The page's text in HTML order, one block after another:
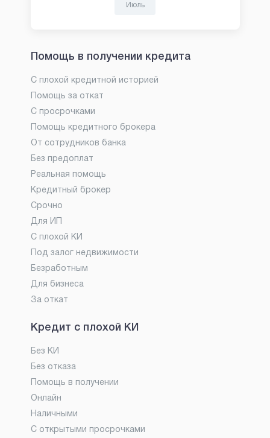
Июль
Помощь в получении кредита
С плохой кредитной историей
Помощь за откат
С просрочками
Помощь кредитного брокера
От сотрудников банка
Без предоплат
Реальная помощь
Кредитный брокер
Срочно
Для ИП
С плохой КИ
Под залог недвижимости
Безработным
Для бизнеса
За откат
Кредит с плохой КИ
Без КИ
Без отказа
Помощь в получении
Онлайн
Наличными
С открытыми просрочками